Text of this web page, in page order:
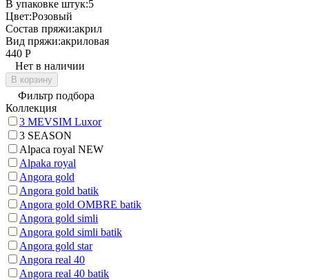
В упаковке штук:5
Цвет:Розовый
Состав пряжи:акрил
Вид пряжи:акриловая
440 Р
Нет в наличии
В корзину
Фильтр подбора
Коллекция
3 MEVSIM Luxor
3 SEASON
Alpaca royal NEW
Alpaka royal
Angora gold
Angora gold batik
Angora gold OMBRE batik
Angora gold simli
Angora gold simli batik
Angora gold star
Angora real 40
Angora real 40 batik